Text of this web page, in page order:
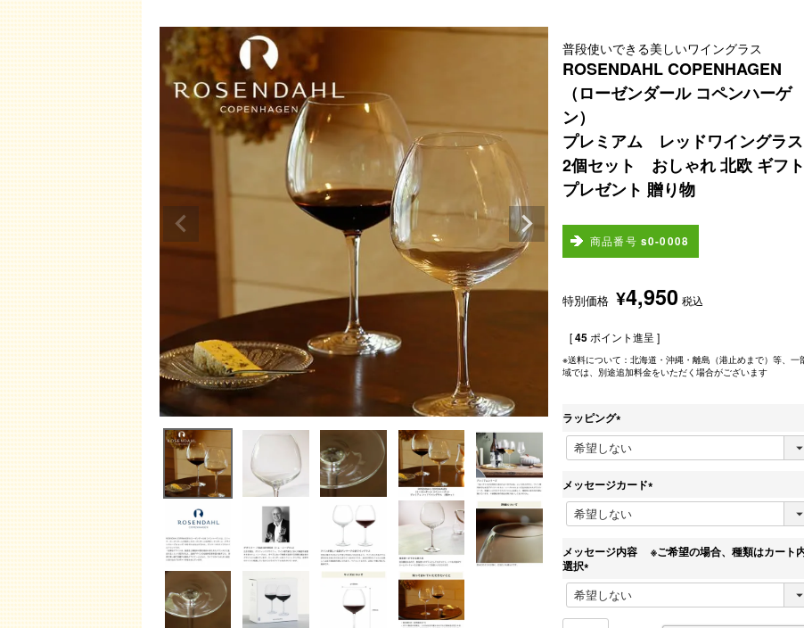
普段使いできる美しいワイングラス
ROSENDAHL COPENHAGEN
（ローゼンダール コペンハーゲ
ン）
プレミアム レッドワイングラ
2個セット おしゃれ 北欧 ギフト
プレゼント 贈り物
商品番号 s0-0008
特別価格 ¥4,950 税込
[45 ポイント進呈 ]
※送料について：北海道・沖縄・離島（港止めまで）等、一
域では、別途追加料金をいただく場合がございます
ラッピング
(
必
須
)
メッセージカード
(
須
メッセージ内容 ※ご希望の場合、種類はカート
選択
(
必
須